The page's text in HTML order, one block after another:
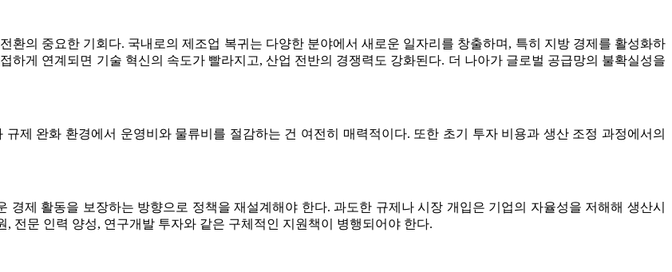
환의 중요한 기회다. 국내로의 제조업 복귀는 다양한 분야에서 새로운 일자리를 창출하며, 특히 지방 경제를 활성화하
하게 연계되면 기술 혁신의 속도가 빨라지고, 산업 전반의 경쟁력도 강화된다. 더 나아가 글로벌 공급망의 불확실성을
제 완화 환경에서 운영비와 물류비를 절감하는 건 여전히 매력적이다. 또한 초기 투자 비용과 생산 조정 과정에서의
제 활동을 보장하는 방향으로 정책을 재설계해야 한다. 과도한 규제나 시장 개입은 기업의 자율성을 저해해 생산시
전문 인력 양성, 연구개발 투자와 같은 구체적인 지원책이 병행되어야 한다.